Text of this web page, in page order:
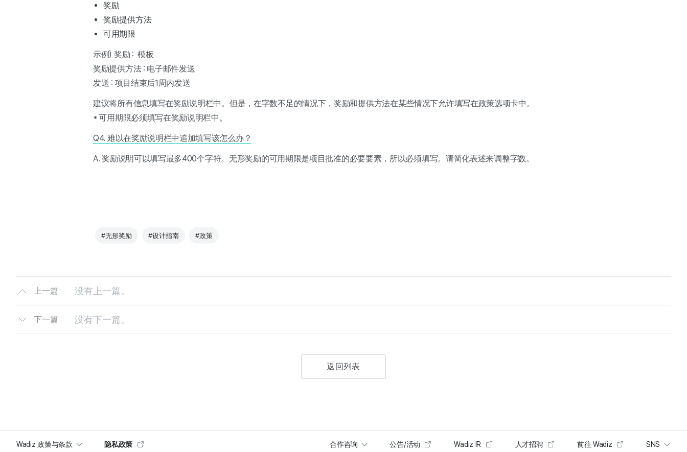
奖励
奖励提供方法
可用期限
示例) 奖励 : 模板
奖励提供方法 : 电子邮件发送
发送 : 项目结束后1周内发送
建议将所有信息填写在奖励说明栏中。但是，在字数不足的情况下，奖励和提供方法在某些情况下允许填写在政策选项卡中。
* 可用期限必须填写在奖励说明栏中。
Q4. 难以在奖励说明栏中追加填写该怎么办？
A. 奖励说明可以填写最多400个字符。无形奖励的可用期限是项目批准的必要要素，所以必须填写。请简化表述来调整字数。
#无形奖励 #设计指南 #政策
上一篇 没有上一篇。
下一篇 没有下一篇。
返回列表
Wadiz 政策与条款 隐私政策 合作咨询 公告/活动 Wadiz IR 人才招聘 前往 Wadiz SNS